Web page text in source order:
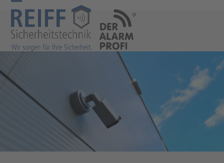
Skip
content
Open
mobile
menu
Close
mobile
menu